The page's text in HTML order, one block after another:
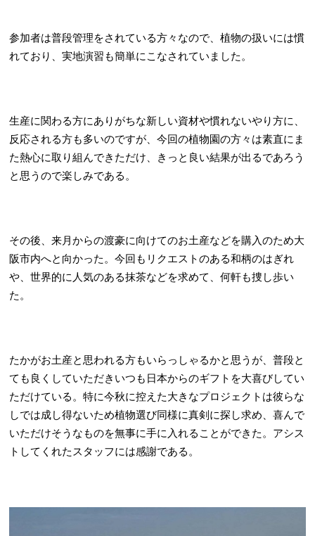
参加者は普段管理をされている方々なので、植物の扱いには慣
れており、実地演習も簡単にこなされていました。
生産に関わる方にありがちな新しい資材や慣れないやり方に、
反応される方も多いのですが、今回の植物園の方々は素直にま
た熱心に取り組んできただけ、きっと良い結果が出るであろう
と思うので楽しみである。
その後、来月からの渡豪に向けてのお土産などを購入のため大
阪市内へと向かった。今回もリクエストのある和柄のはぎれ
や、世界的に人気のある抹茶などを求めて、何軒も捜し歩い
た。
たかがお土産と思われる方もいらっしゃるかと思うが、普段と
ても良くしていただきいつも日本からのギフトを大喜びしてい
ただけている。特に今秋に控えた大きなプロジェクトは彼らな
しでは成し得ないため植物選び同様に真剣に探し求め、喜んで
いただけそうなものを無事に手に入れることができた。アシス
トしてくれたスタッフには感謝である。